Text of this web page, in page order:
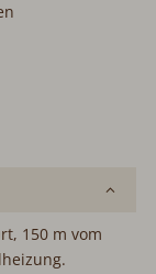
Parkplatz